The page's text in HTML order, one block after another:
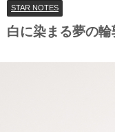
STAR NOTES
白に染まる夢の輪